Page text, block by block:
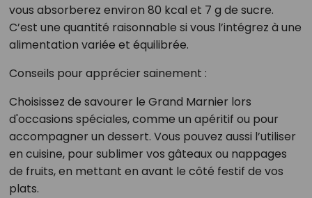
vous absorberez environ 80 kcal et 7 g de sucre.
C’est une quantité raisonnable si vous l’intégrez à une
alimentation variée et équilibrée.
Conseils pour apprécier sainement :
Choisissez de savourer le Grand Marnier lors
d'occasions spéciales, comme un apéritif ou pour
accompagner un dessert. Vous pouvez aussi l’utiliser
en cuisine, pour sublimer vos gâteaux ou nappages
de fruits, en mettant en avant le côté festif de vos
plats.